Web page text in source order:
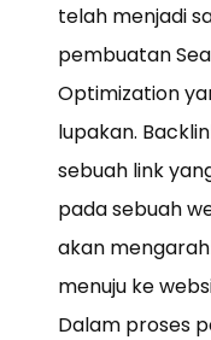
telah menjadi
pembuatan
Optimization
lupakan.
sebuah link
pada sebuah
akan
menuju ke
Dalam proses